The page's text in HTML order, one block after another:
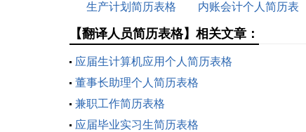
生产计划简历表格
内账会计个人简历表
【翻译人员简历表格】相关文章：
应届生计算机应用个人简历表格
董事长助理个人简历表格
兼职工作简历表格
应届毕业实习生简历表格